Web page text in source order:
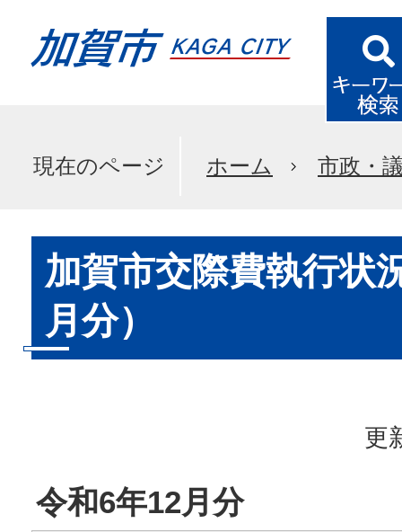
現在のページ ホーム 市政・
加賀市交際費執行状
月分）
更
令和6年12月分